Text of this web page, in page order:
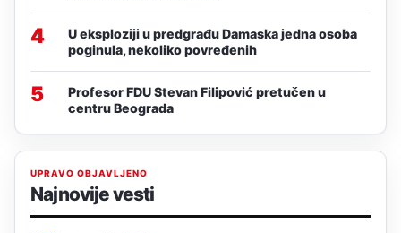
4
U eksploziji u predgrađu Damaska jedna osoba
poginula, nekoliko povređenih
5
Profesor FDU Stevan Filipović pretučen u
centru Beograda
UPRAVO OBJAVLJENO
Najnovije vesti